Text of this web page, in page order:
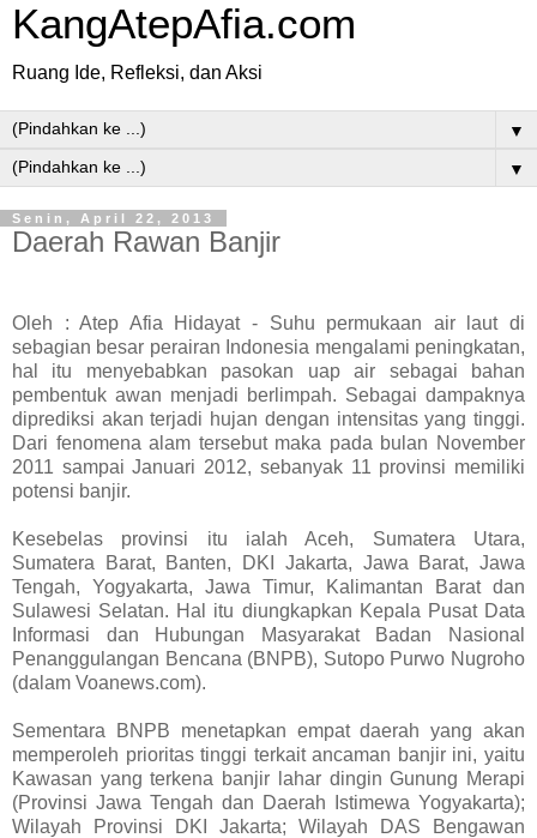
KangAtepAfia.com
Ruang Ide, Refleksi, dan Aksi
▼
▼
Senin, April 22, 2013
Daerah Rawan Banjir
Oleh : Atep Afia Hidayat - Suhu permukaan air laut di
sebagian besar perairan Indonesia mengalami peningkatan,
hal itu menyebabkan pasokan uap air sebagai bahan
pembentuk awan menjadi berlimpah. Sebagai dampaknya
diprediksi akan terjadi hujan dengan intensitas yang tinggi.
Dari fenomena alam tersebut maka pada bulan November
2011 sampai Januari 2012, sebanyak 11 provinsi memiliki
potensi banjir.
Kesebelas provinsi itu ialah Aceh, Sumatera Utara,
Sumatera Barat, Banten, DKI Jakarta, Jawa Barat, Jawa
Tengah, Yogyakarta, Jawa Timur, Kalimantan Barat dan
Sulawesi Selatan. Hal itu diungkapkan Kepala Pusat Data
Informasi dan Hubungan Masyarakat Badan Nasional
Penanggulangan Bencana (BNPB), Sutopo Purwo Nugroho
(dalam Voanews.com).
Sementara BNPB menetapkan empat daerah yang akan
memperoleh prioritas tinggi terkait ancaman banjir ini, yaitu
Kawasan yang terkena banjir lahar dingin Gunung Merapi
(Provinsi Jawa Tengah dan Daerah Istimewa Yogyakarta);
Wilayah Provinsi DKI Jakarta; Wilayah DAS Bengawan